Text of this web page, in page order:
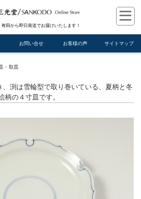
有田から即日発送でお届けいたします！
お問い合せ お客様の声 サイトマップ
・取皿
、渕は雪輪型で取り巻いている、夏柄と冬
柄の４寸皿です。